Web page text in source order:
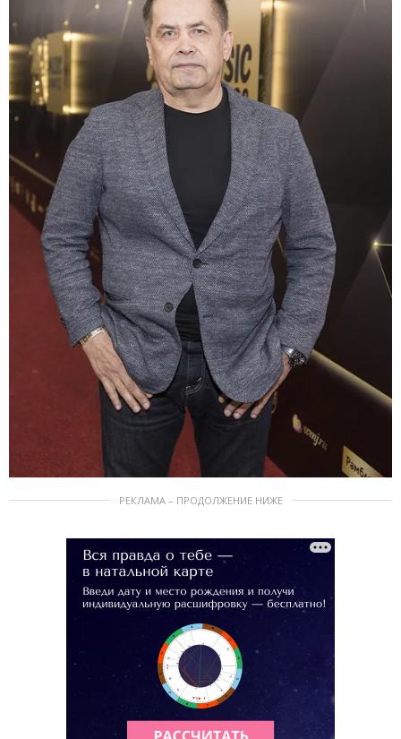
РЕКЛАМА – ПРОДОЛЖЕНИЕ НИЖЕ